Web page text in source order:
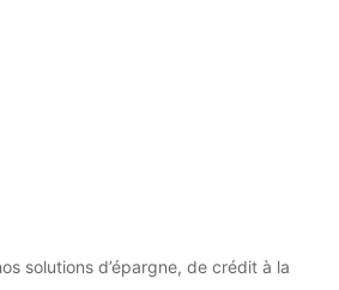
solutions d’épargne, de crédit à la